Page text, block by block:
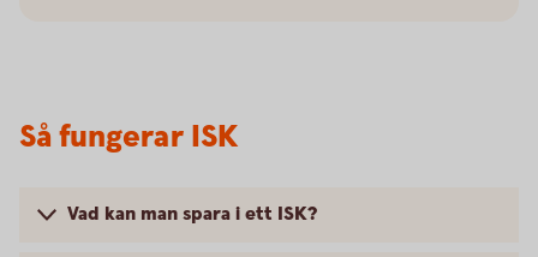
Så fungerar ISK
Vad kan man spara i ett ISK?